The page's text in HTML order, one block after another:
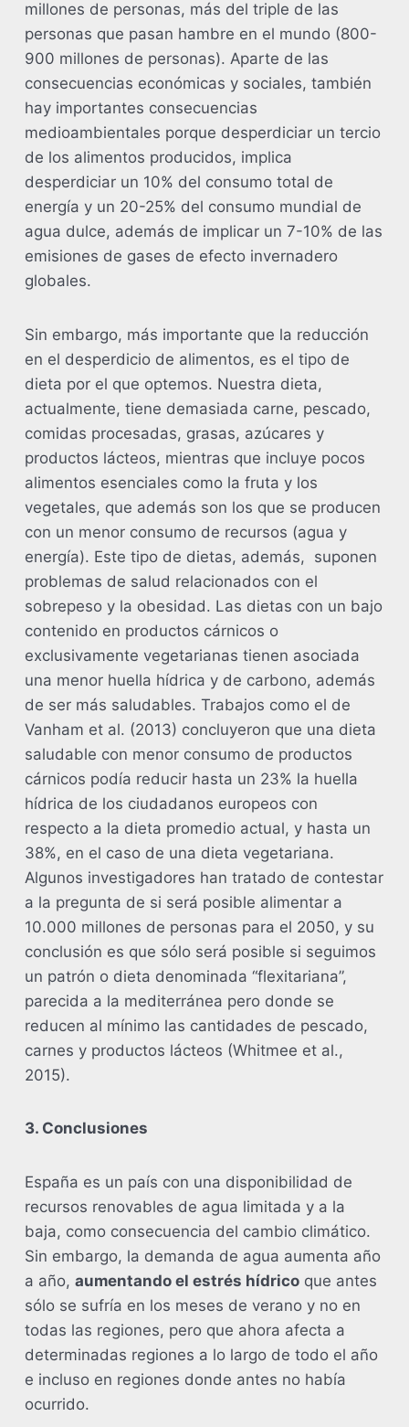
millones de personas, más del triple de las
personas que pasan hambre en el mundo (800-
900 millones de personas). Aparte de las
consecuencias económicas y sociales, también
hay importantes consecuencias
medioambientales porque desperdiciar un tercio
de los alimentos producidos, implica
desperdiciar un 10% del consumo total de
energía y un 20-25% del consumo mundial de
agua dulce, además de implicar un 7-10% de las
emisiones de gases de efecto invernadero
globales.
Sin embargo, más importante que la reducción
en el desperdicio de alimentos, es el tipo de
dieta por el que optemos. Nuestra dieta,
actualmente, tiene demasiada carne, pescado,
comidas procesadas, grasas, azúcares y
productos lácteos, mientras que incluye pocos
alimentos esenciales como la fruta y los
vegetales, que además son los que se producen
con un menor consumo de recursos (agua y
energía). Este tipo de dietas, además, suponen
problemas de salud relacionados con el
sobrepeso y la obesidad. Las dietas con un bajo
contenido en productos cárnicos o
exclusivamente vegetarianas tienen asociada
una menor huella hídrica y de carbono, además
de ser más saludables. Trabajos como el de
Vanham et al. (2013) concluyeron que una dieta
saludable con menor consumo de productos
cárnicos podía reducir hasta un 23% la huella
hídrica de los ciudadanos europeos con
respecto a la dieta promedio actual, y hasta un
38%, en el caso de una dieta vegetariana.
Algunos investigadores han tratado de contestar
a la pregunta de si será posible alimentar a
10.000 millones de personas para el 2050, y su
conclusión es que sólo será posible si seguimos
un patrón o dieta denominada “flexitariana”,
parecida a la mediterránea pero donde se
reducen al mínimo las cantidades de pescado,
carnes y productos lácteos (Whitmee et al.,
2015).
3. Conclusiones
España es un país con una disponibilidad de
recursos renovables de agua limitada y a la
baja, como consecuencia del cambio climático.
Sin embargo, la demanda de agua aumenta año
a año, aumentando el estrés hídricoque antes
sólo se sufría en los meses de verano y no en
todas las regiones, pero que ahora afecta a
determinadas regiones a lo largo de todo el año
e incluso en regiones donde antes no había
ocurrido.